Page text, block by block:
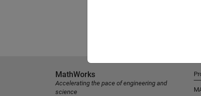
MathWorks
Accelerating the pace of engineering and
science